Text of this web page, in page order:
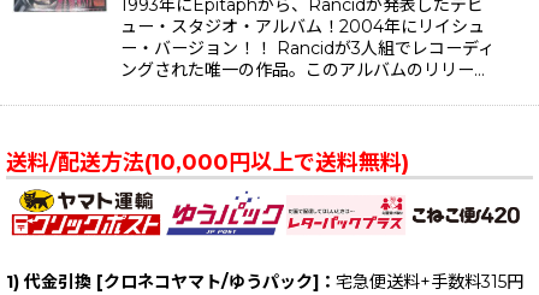
1993年にEpitaphから、Rancidが発表したデビ
ュー・スタジオ・アルバム！2004年にリイシュ
ー・バージョン！！ Rancidが3人組でレコーディ
ングされた唯一の作品。このアルバムのリリー…
送料/配送方法(10,000円以上で送料無料)
1) 代金引換 [クロネコヤマト/ゆうパック]： 宅急便送料+手数料315円